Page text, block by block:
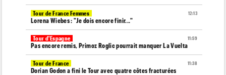
12:13
Tour de France Femmes
Lorena Wiebes : "Je dois encore finir..."
11:59
Tour d'Espagne
Pas encore remis, Primoz Roglic pourrait manquer La Vuelta
11:38
Tour de France
Dorian Godon a fini le Tour avec quatre côtes fracturées